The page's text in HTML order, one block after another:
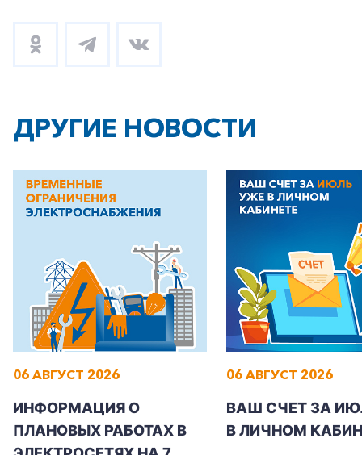
ДРУГИЕ НОВОСТИ
06 АВГУСТ 2026
ИНФОРМАЦИЯ О
ПЛАНОВЫХ РАБОТАХ В
06 АВГУСТ 2026
ВАШ СЧЕТ ЗА
В ЛИЧНОМ